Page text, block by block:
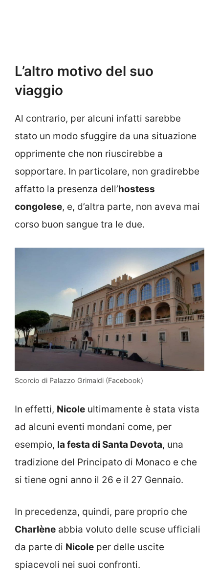
L’altro motivo del suo
viaggio
Al contrario, per alcuni infatti sarebbe
stato un modo sfuggire da una situazione
opprimente che non riuscirebbe a
sopportare. In particolare, non gradirebbe
affatto la presenza dell’hostess
congolese, e, d’altra parte, non aveva mai
corso buon sangue tra le due.
Scorcio di Palazzo Grimaldi (Facebook)
In effetti, Nicole ultimamente è stata vista
ad alcuni eventi mondani come, per
esempio, la festa di Santa Devota, una
tradizione del Principato di Monaco e che
si tiene ogni anno il 26 e il 27 Gennaio.
In precedenza, quindi, pare proprio che
Charlène abbia voluto delle scuse ufficiali
da parte di Nicole per delle uscite
spiacevoli nei suoi confronti.